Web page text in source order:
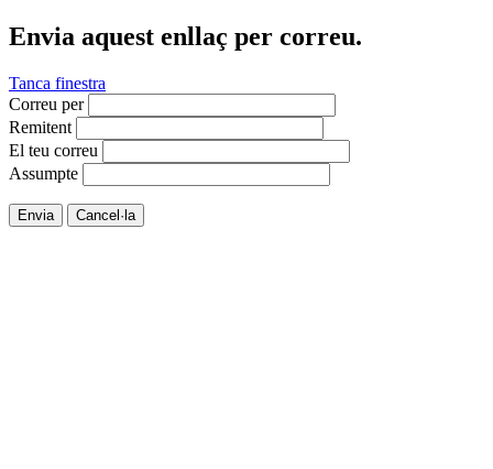
Envia aquest enllaç per correu.
Tanca finestra
Correu per
Remitent
El teu correu
Assumpte
Envia Cancel·la